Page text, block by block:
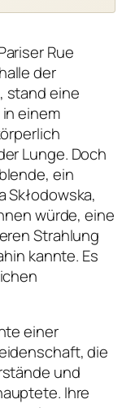
Rue
der
stand eine
einem
Lunge. Doch
ein
Skłodowska,
würde, eine
Strahlung
kannte. Es
einer
die
und
Ihre